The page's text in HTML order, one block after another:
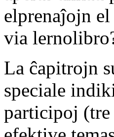
elprenaĵojn
via
La ĉapitrojn
speciale
participoj